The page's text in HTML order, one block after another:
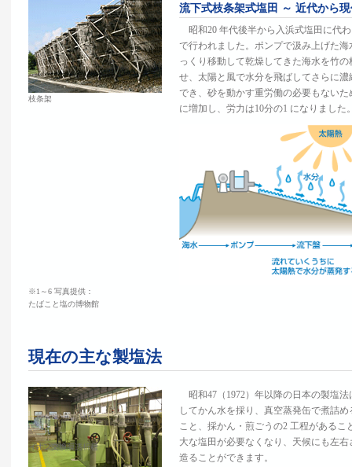
枝条架
流下式枝条架式塩田 ～ 近代から
昭和20 年代後半から入浜式塩田に代
で行われました。ポンプで汲み上げた
っくり移動して乾燥してきた海水を竹
せ、太陽と風で水分を飛ばしてさらに
でき、砂を動かす重労働の必要もない
に増加し、労力は10分の1 になりました
※1～6 写真提供：
たばこと塩の博物館
現在の主な製塩法
昭和47（1972）年以降の日本の製塩
してかん水を採り、真空蒸発缶で煮詰
こと、採かん・煎ごうの2 工程がある
大な塩田が必要なくなり、天候にも左
造ることができます。